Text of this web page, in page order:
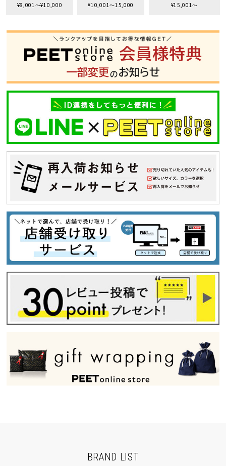
¥8,001〜¥10,000 ¥10,001〜15,000 ¥15,001〜
BRAND LIST